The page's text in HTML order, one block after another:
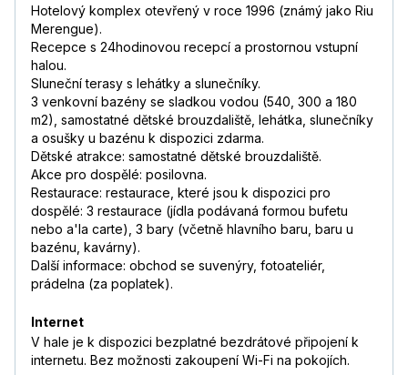
Hotelový komplex otevřený v roce 1996 (známý jako Riu
Merengue).
Recepce s 24hodinovou recepcí a prostornou vstupní
halou.
Sluneční terasy s lehátky a slunečníky.
3 venkovní bazény se sladkou vodou (540, 300 a 180
m2), samostatné dětské brouzdaliště, lehátka, slunečníky
a osušky u bazénu k dispozici zdarma.
Dětské atrakce: samostatné dětské brouzdaliště.
Akce pro dospělé: posilovna.
Restaurace: restaurace, které jsou k dispozici pro
dospělé: 3 restaurace (jídla podávaná formou bufetu
nebo a'la carte), 3 bary (včetně hlavního baru, baru u
bazénu, kavárny).
Další informace: obchod se suvenýry, fotoateliér,
prádelna (za poplatek).
Internet
V hale je k dispozici bezplatné bezdrátové připojení k
internetu. Bez možnosti zakoupení Wi-Fi na pokojích.